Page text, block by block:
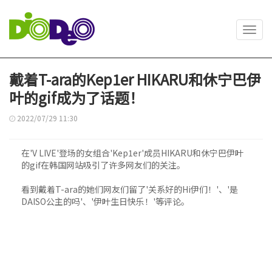
戴着T-ara的Kep1er HIKARU和休宁巴伊
叶的gif成为了话题！
2022/07/29 11:30
在'V LIVE'登场的女组合'Kep1er'成员HIKARU和休宁巴伊叶
的gif在韩国网站吸引了许多网友们的关注。
看到戴着T-ara的她们网友们留了'关系好的Hi伊们！'、'是
DAISO公主的吗'、'伊叶生日快乐！'等评论。